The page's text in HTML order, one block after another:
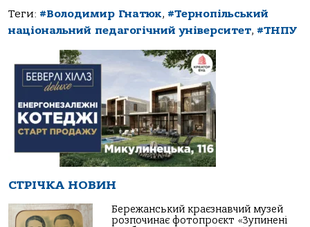
Теги: #Володимир Гнатюк, #Тернопільський
національний педагогічний університет, #ТНПУ
СТРІЧКА НОВИН
Бережанський краєзнавчий музей
розпочинає фотопроєкт «Зупинені